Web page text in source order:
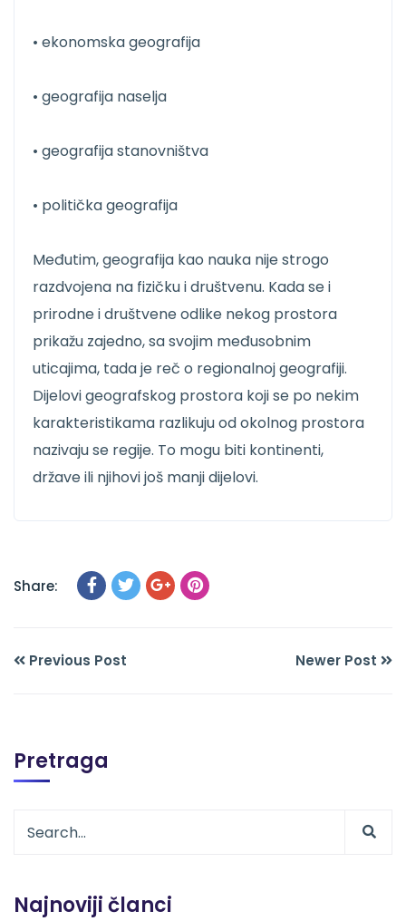
• ekonomska geografija
• geografija naselja
• geografija stanovništva
• politička geografija
Međutim, geografija kao nauka nije strogo
razdvojena na fizičku i društvenu. Kada se i
prirodne i društvene odlike nekog prostora
prikažu zajedno, sa svojim međusobnim
uticajima, tada je reč o regionalnoj geografiji.
Dijelovi geografskog prostora koji se po nekim
karakteristikama razlikuju od okolnog prostora
nazivaju se regije. To mogu biti kontinenti,
države ili njihovi još manji dijelovi.
Share:
Previous Post Newer Post
Pretraga
Najnoviji članci